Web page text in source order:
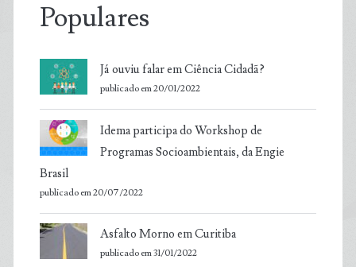
Populares
Já ouviu falar em Ciência Cidadã?
publicado em 20/01/2022
Idema participa do Workshop de
Programas Socioambientais, da Engie
Brasil
publicado em 20/07/2022
Asfalto Morno em Curitiba
publicado em 31/01/2022